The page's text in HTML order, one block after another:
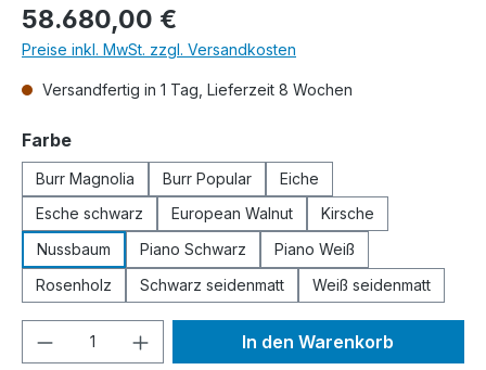
Regulärer Preis:
58.680,00 €
Preise inkl. MwSt. zzgl. Versandkosten
Versandfertig in 1 Tag, Lieferzeit 8 Wochen
Farbeauswählen
Burr Magnolia Burr Popular
Eiche
Esche schwarz
European Walnut
Kirsche
Nussbaum
Piano Schwarz
Piano Weiß
Rosenholz
Schwarz seidenmatt Weiß seidenmatt
Produkt Anzahl: Gib denIn den Warenkorb